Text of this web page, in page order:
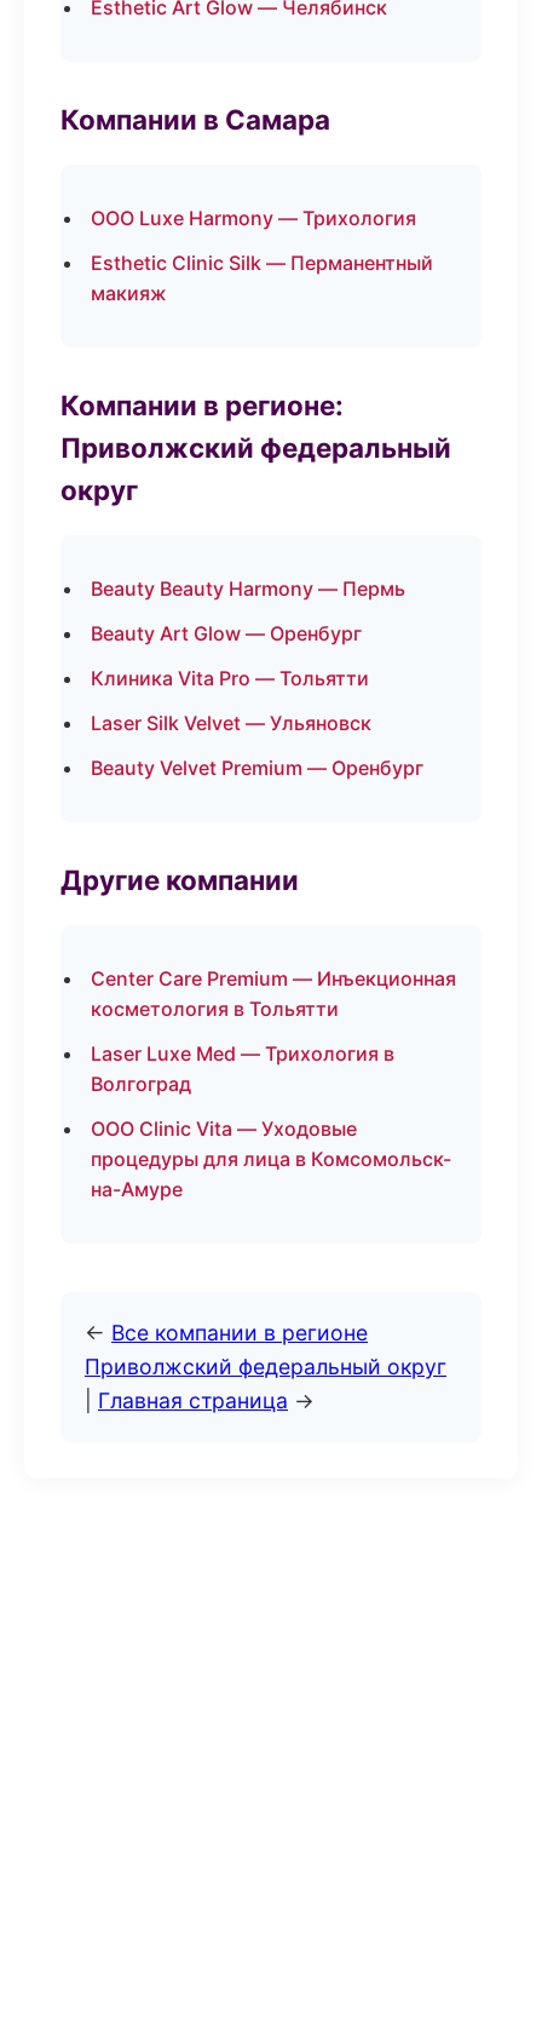
Esthetic Art Glow — Челябинск
Компании в Самара
ООО Luxe Harmony — Трихология
Esthetic Clinic Silk — Перманентный
макияж
Компании в регионе:
Приволжский федеральный
округ
Beauty Beauty Harmony — Пермь
Beauty Art Glow — Оренбург
Клиника Vita Pro — Тольятти
Laser Silk Velvet — Ульяновск
Beauty Velvet Premium — Оренбург
Другие компании
Center Care Premium — Инъекционная
косметология в Тольятти
Laser Luxe Med — Трихология в
Волгоград
ООО Clinic Vita — Уходовые
процедуры для лица в Комсомольск-
на-Амуре
← Все компании в регионе
Приволжский федеральный округ
Главная страница →